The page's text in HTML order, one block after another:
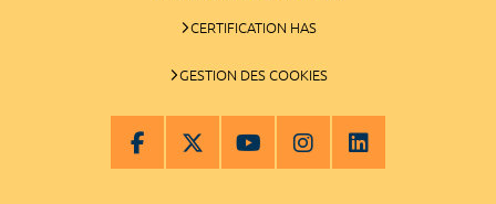
CERTIFICATION HAS
GESTION DES COOKIES